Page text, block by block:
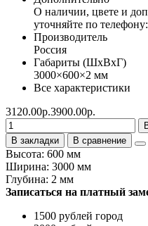
О наличии, цвете и
уточняйте по
Производитель
Россия
Габариты (ШхВхГ)
3000×600×2 мм
Все характеристики
3120.00р.3900.00р.
В закладки
В сравнение
Высота: 600 мм
Ширина: 3000 мм
Глубина: 2 мм
Записаться на платный
1500 рублей город